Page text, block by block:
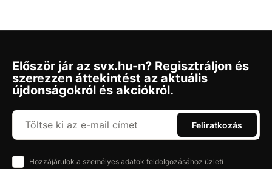
Először jár az svx.hu-n? Regisztráljon és
szerezzen áttekintést az aktuális
újdonságokról és akciókról.
Feliratkozás
Hozzájárulok a személyes adatok feldolgozásához üzleti